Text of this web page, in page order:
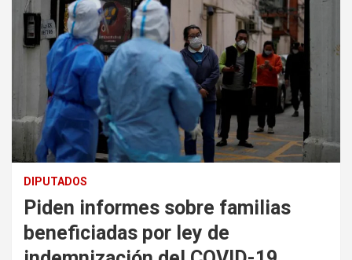
DIPUTADOS
Piden informes sobre familias
beneficiadas por ley de